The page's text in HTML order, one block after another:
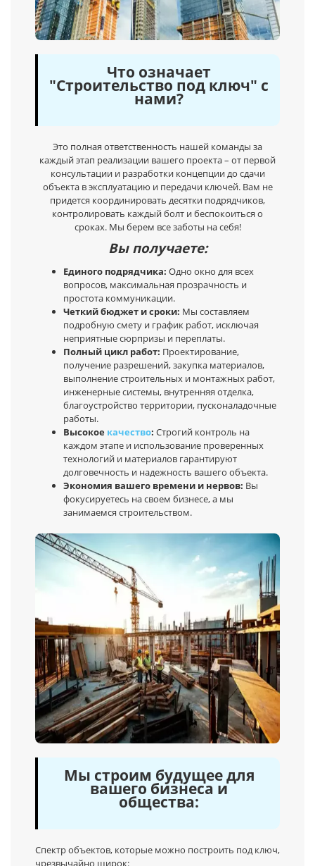
Что означает
"Строительство под ключ" с
нами?
Это полная ответственность нашей команды за
каждый этап реализации вашего проекта – от первой
консультации и разработки концепции до сдачи
объекта в эксплуатацию и передачи ключей. Вам не
придется координировать десятки подрядчиков,
контролировать каждый болт и беспокоиться о
сроках. Мы берем все заботы на себя!
Вы получаете:
Единого подрядчика: Одно окно для всех
вопросов, максимальная прозрачность и
простота коммуникации.
Четкий бюджет и сроки: Мы составляем
подробную смету и график работ, исключая
неприятные сюрпризы и переплаты.
Полный цикл работ: Проектирование,
получение разрешений, закупка материалов,
выполнение строительных и монтажных работ,
инженерные системы, внутренняя отделка,
благоустройство территории, пусконаладочные
работы.
Высокое качество: Строгий контроль на
каждом этапе и использование проверенных
технологий и материалов гарантируют
долговечность и надежность вашего объекта.
Экономия вашего времени и нервов: Вы
фокусируетесь на своем бизнесе, а мы
занимаемся строительством.
Мы строим будущее для
вашего бизнеса и
общества:
Спектр объектов, которые можно построить под ключ,
чрезвычайно широк: